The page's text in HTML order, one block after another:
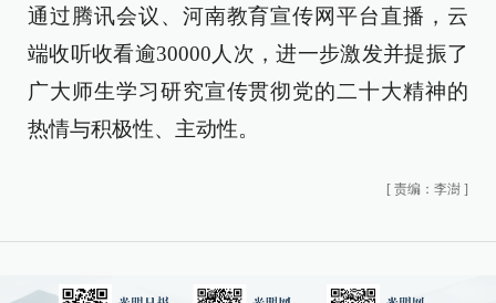
通过腾讯会议、河南教育宣传网平台直播，云
端收听收看逾30000人次，进一步激发并提振了
广大师生学习研究宣传贯彻党的二十大精神的
热情与积极性、主动性。
[ 责编：李澍 ]